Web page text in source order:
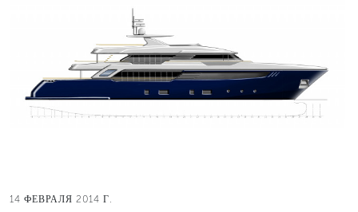
14 ФЕВРАЛЯ 2014 Г.